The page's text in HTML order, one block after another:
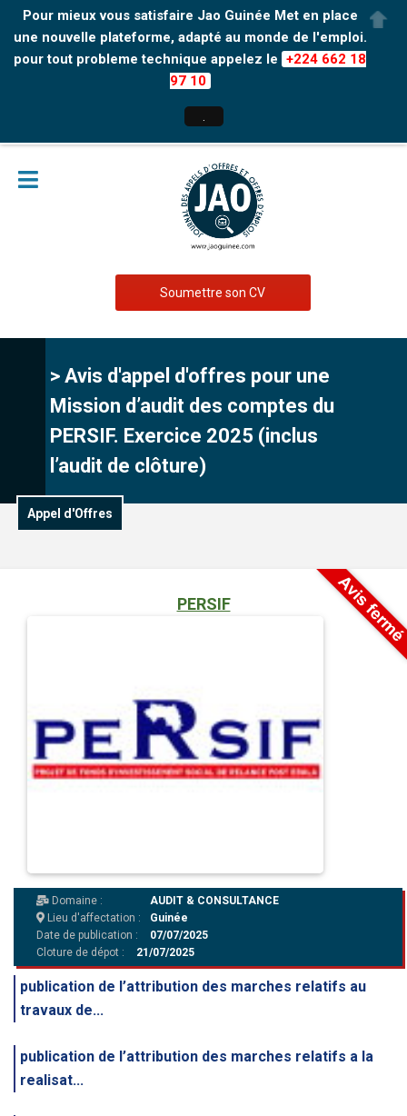
Pour mieux vous satisfaire Jao Guinée Met en place
une nouvelle plateforme, adapté au monde de l'emploi.
pour tout probleme technique appelez le +224 662 18
97 10
Soumettre son CV
> Avis d'appel d'offres pour une
Mission d’audit des comptes du
PERSIF. Exercice 2025 (inclus
l’audit de clôture)
Appel d'Offres
PERSIF
Domaine :
AUDIT & CONSULTANCE
Lieu d'affectation :
Guinée
Date de publication :
07/07/2025
Cloture de dépot :
21/07/2025
publication de l’attribution des marches relatifs au
travaux de...
publication de l’attribution des marches relatifs a la
realisat...